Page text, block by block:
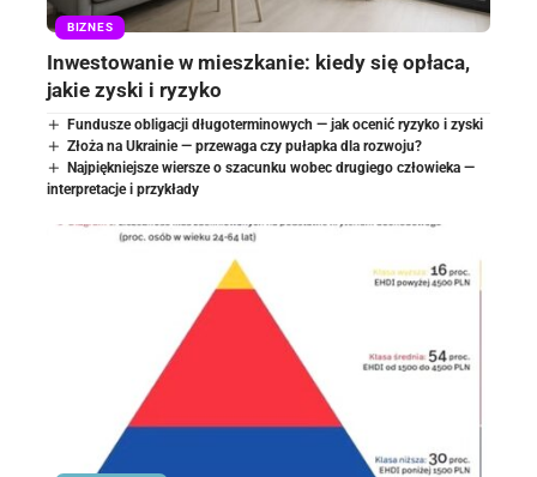
BIZNES
Inwestowanie w mieszkanie: kiedy się opłaca,
jakie zyski i ryzyko
Fundusze obligacji długoterminowych — jak ocenić ryzyko i zyski
Złoża na Ukrainie — przewaga czy pułapka dla rozwoju?
Najpiękniejsze wiersze o szacunku wobec drugiego człowieka —
interpretacje i przykłady